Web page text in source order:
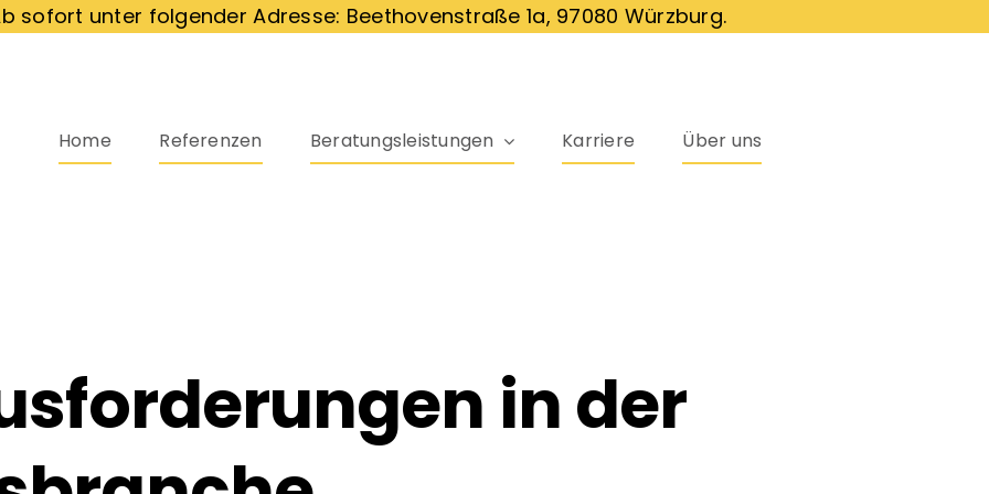
sofort unter folgender Adresse: Beethovenstraße 1a, 97080 Würzburg.
Home Referenzen Beratungsleistungen Karriere Über uns
in der